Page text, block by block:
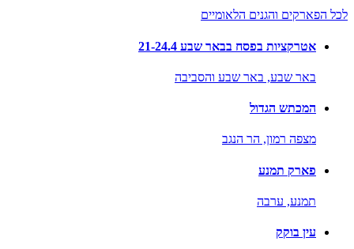
לכל הפארקים והגנים הלאומיים
אטרקציות בפסח בבאר שבע 21-24.4
באר שבע, באר שבע והסביבה
המכתש הגדול
מצפה רמון, הר הנגב
פארק תמנע
תמנע, ערבה
עין בוקק